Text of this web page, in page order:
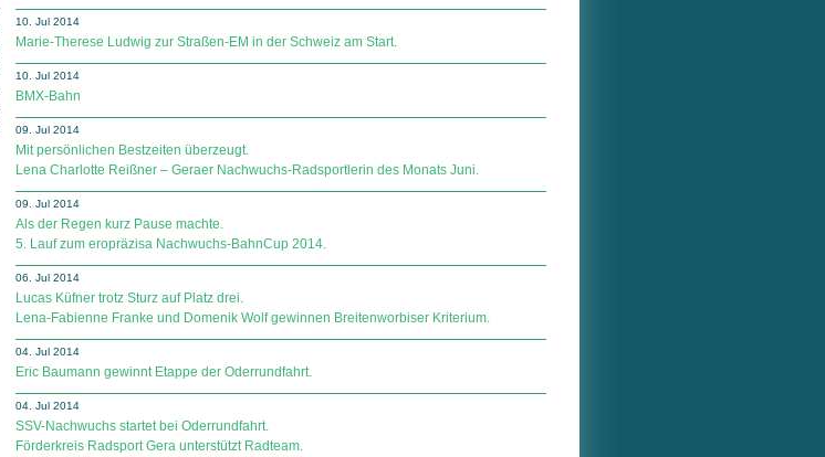
10. Jul 2014
Marie-Therese Ludwig zur Straßen-EM in der Schweiz am Start.
10. Jul 2014
BMX-Bahn
09. Jul 2014
Mit persönlichen Bestzeiten überzeugt.
Lena Charlotte Reißner – Geraer Nachwuchs-Radsportlerin des Monats Juni.
09. Jul 2014
Als der Regen kurz Pause machte.
5. Lauf zum eropräzisa Nachwuchs-BahnCup 2014.
06. Jul 2014
Lucas Küfner trotz Sturz auf Platz drei.
Lena-Fabienne Franke und Domenik Wolf gewinnen Breitenworbiser Kriterium.
04. Jul 2014
Eric Baumann gewinnt Etappe der Oderrundfahrt.
04. Jul 2014
SSV-Nachwuchs startet bei Oderrundfahrt.
Förderkreis Radsport Gera unterstützt Radteam.